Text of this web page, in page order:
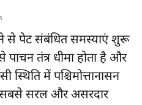
से पेट संबंधित समस्याएं शुरू
तंत्र धीमा होता है और
स्थिति में पश्चिमोत्तानासन
सरल औरअसरदार